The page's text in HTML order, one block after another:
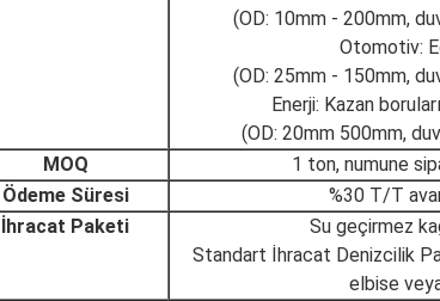
(OD: 10mm - 200mm,
Otomotiv:
(OD: 25mm - 150mm,
Enerji: Kazan
(OD: 20mm 500mm,
MOQ
1 ton, numune
Ödeme Süresi
%30 T/T
İhracat Paketi
Su geçirmez
Standart İhracat Denizcilik
elbise